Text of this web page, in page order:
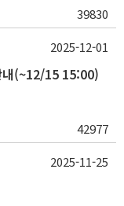
39830
내(~12/15 15:00)
42977
2025-12-01
2025-11-25